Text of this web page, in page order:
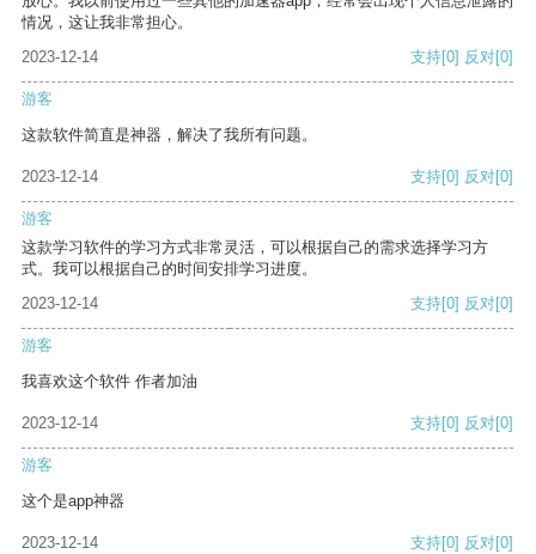
情况，这让我非常担心。
2023-12-14
支持[0] 反对[0]
游客
这款软件简直是神器，解决了我所有问题。
2023-12-14 支持[0] 反对[0]
游客
这款学习软件的学习方式非常灵活，可以根据自己的需求选择学习方
式。我可以根据自己的时间安排学习进度。
2023-12-14
支持[0] 反对[0]
游客
我喜欢这个软件 作者加油
2023-12-14 支持[0] 反对[0]
游客
这个是app神器
2023-12-14 支持[0] 反对[0]